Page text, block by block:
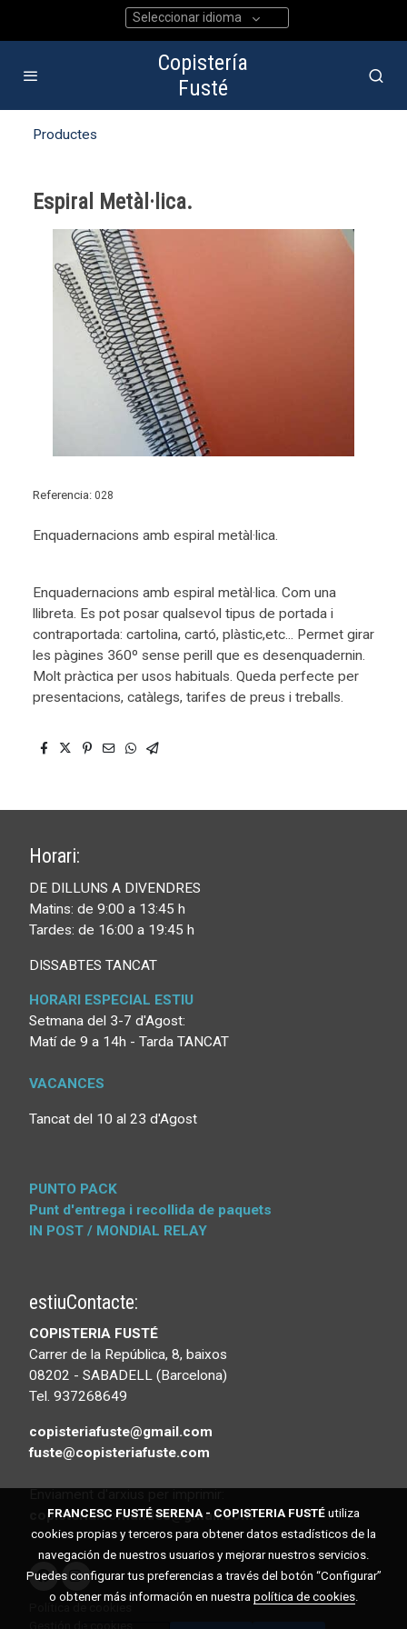
Seleccionar idioma
Copistería
Fusté
Productes
Espiral Metàl·lica.
Referencia: 028
Enquadernacions amb espiral metàl·lica.
Enquadernacions amb espiral metàl·lica. Com una
llibreta. Es pot posar qualsevol tipus de portada i
contraportada: cartolina, cartó, plàstic,etc... Permet girar
les pàgines 360º sense perill que es desenquadernin.
Molt pràctica per usos habituals. Queda perfecte per
presentacions, catàlegs, tarifes de preus i treballs.
Horari:
DE DILLUNS A DIVENDRES
Matins: de 9:00 a 13:45 h
Tardes: de 16:00 a 19:45 h
DISSABTES TANCAT
HORARI ESPECIAL ESTIU
Setmana del 3-7 d'Agost:
Matí de 9 a 14h - Tarda TANCAT
VACANCES
Tancat del 10 al 23 d'Agost
PUNTO PACK
Punt d'entrega i recollida de paquets
IN POST / MONDIAL RELAY
estiuContacte:
COPISTERIA FUSTÉ
Carrer de la República, 8, baixos
08202 - SABADELL (Barcelona)
Tel. 937268649
copisteriafuste@gmail.com
fuste@copisteriafuste.com
copisteria.comandes@gmail.com
FRANCESC FUSTÉ SERENA - COPISTERIA FUSTÉutiliza
cookies propias y terceros para obtener datos estadísticos de la
navegación de nuestros usuarios y mejorar nuestros servicios.
Puedes configurar tus preferencias a través del botón “Configurar”
o obtener más información en nuestra política de cookies.